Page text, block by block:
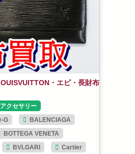
・エピ・長財布
アクセサリー
G
BALENCIAGA
BOTTEGA VENETA
BVLGARI
Cartier